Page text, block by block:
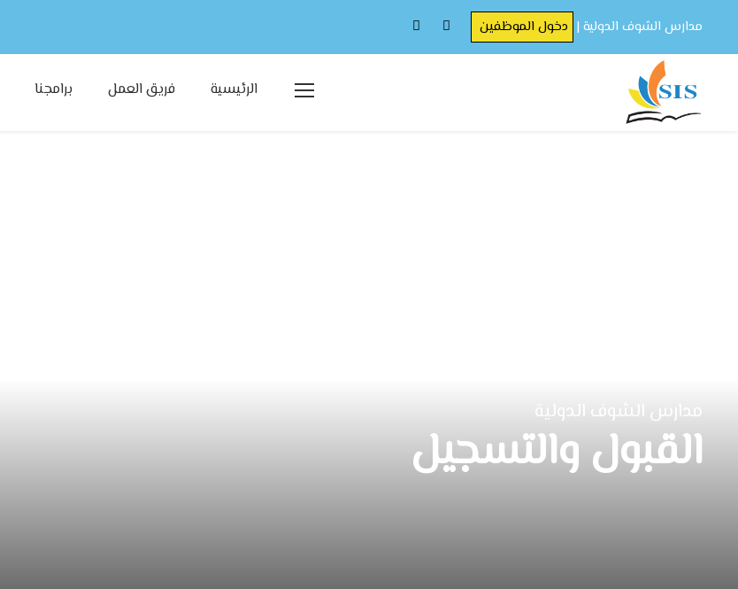
مدارس الشوف الدولية | دخول الموظفين
الرئيسية فريق العمل برامجنا
مدارس الشوف الدولية
القبول والتسجيل